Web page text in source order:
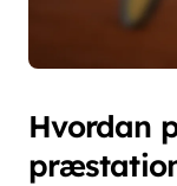
Hvordan